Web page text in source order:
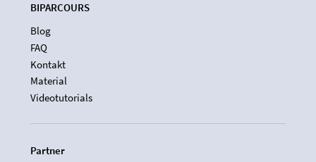
BIPARCOURS
Blog
FAQ
Kontakt
Material
Videotutorials
Partner